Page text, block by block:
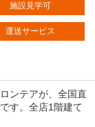
施設見学可
運送サービス
ンテアが、全国直
す。全店1階建て